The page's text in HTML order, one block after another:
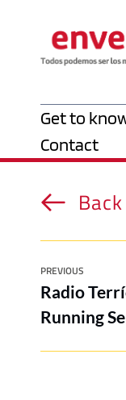
Get to
Contact
PREVIOUS
Radio
Running